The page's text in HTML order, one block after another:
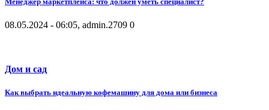
08.05.2024 - 06:05, admin.2709 0
Дом и сад
Как выбрать идеальную кофемашину для дома или бизнеса